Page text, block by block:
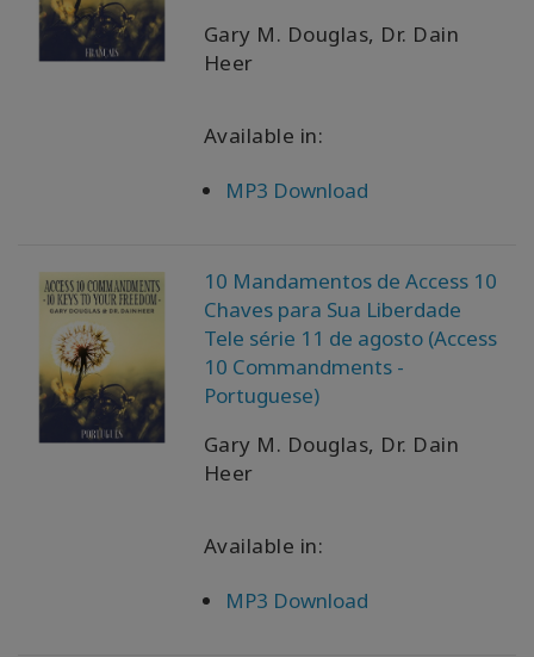
Gary M. Douglas, Dr. Dain
Heer
Available in:
MP3 Download
10 Mandamentos de Access 10
Chaves para Sua Liberdade
Tele série 11 de agosto (Access
10 Commandments -
Portuguese)
Gary M. Douglas, Dr. Dain
Heer
Available in:
MP3 Download